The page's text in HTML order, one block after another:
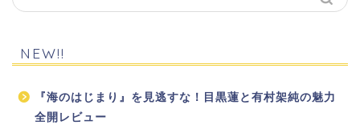
NEW!!
『海のはじまり』を見逃すな！目黒蓮と有村架純の魅力
全開レビュー